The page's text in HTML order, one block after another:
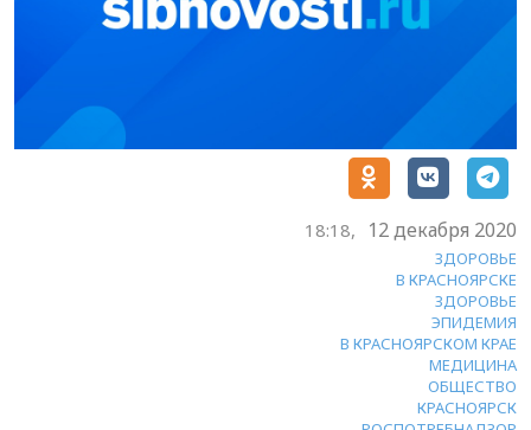
18:18, 12 декабря 2020
ЗДОРОВЬЕ
В КРАСНОЯРСКЕ
ЗДОРОВЬЕ
ЭПИДЕМИЯ
В КРАСНОЯРСКОМ КРАЕ
МЕДИЦИНА
ОБЩЕСТВО
КРАСНОЯРСК